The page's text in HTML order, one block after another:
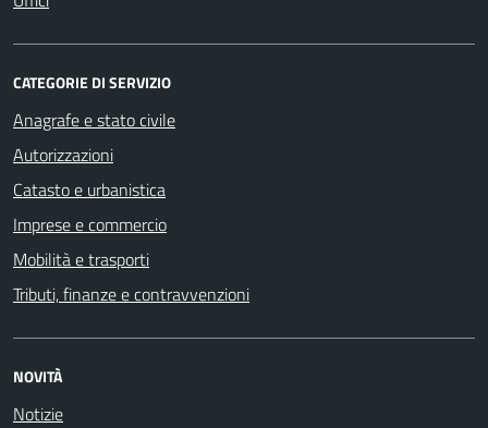
CATEGORIE DI SERVIZIO
Anagrafe e stato civile
Autorizzazioni
Catasto e urbanistica
Imprese e commercio
Mobilità e trasporti
Tributi, finanze e contravvenzioni
NOVITÀ
Notizie